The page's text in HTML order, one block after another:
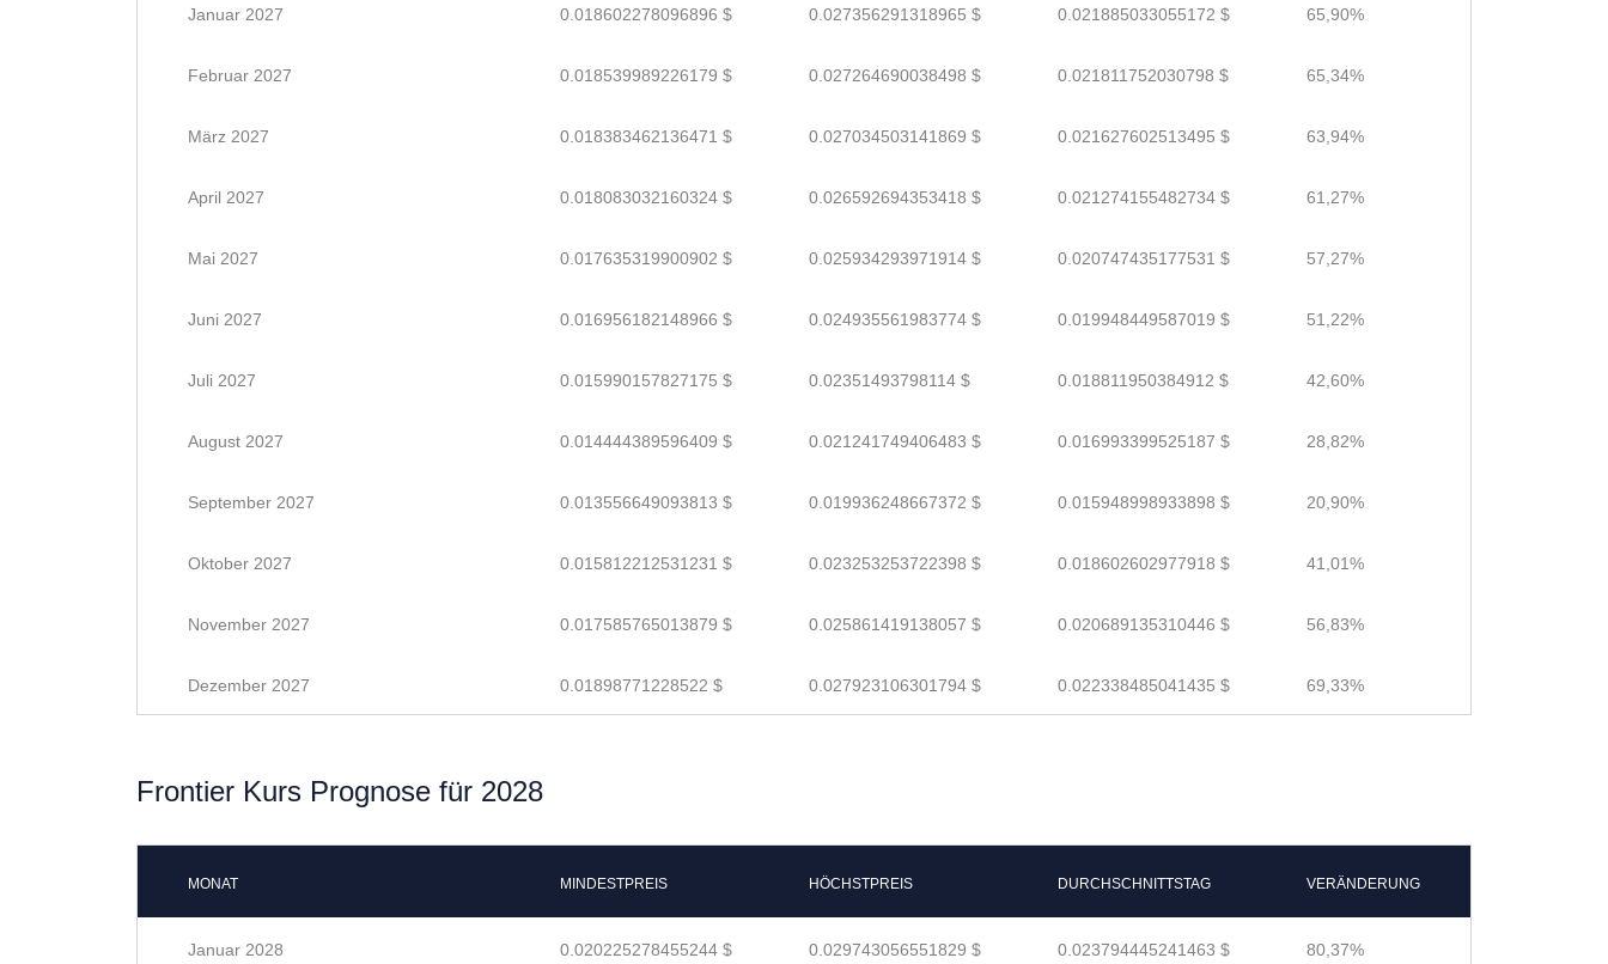
Januar 2027 0.018602278096896 $ 0.027356291318965 $ 0.021885033055172 $ 65,90%
Februar 2027 0.018539989226179 $ 0.027264690038498 $ 0.021811752030798 $ 65,34%
März 2027 0.018383462136471 $ 0.027034503141869 $ 0.021627602513495 $ 63,94%
April 2027 0.018083032160324 $ 0.026592694353418 $ 0.021274155482734 $ 61,27%
Mai 2027 0.017635319900902 $ 0.025934293971914 $ 0.020747435177531 $ 57,27%
Juni 2027 0.016956182148966 $ 0.024935561983774 $ 0.019948449587019 $ 51,22%
Juli 2027 0.015990157827175 $ 0.02351493798114 $ 0.018811950384912 $ 42,60%
August 2027 0.014444389596409 $ 0.021241749406483 $ 0.016993399525187 $ 28,82%
September 2027 0.013556649093813 $ 0.019936248667372 $ 0.015948998933898 $ 20,90%
Oktober 2027 0.015812212531231 $ 0.023253253722398 $ 0.018602602977918 $ 41,01%
November 2027 0.017585765013879 $ 0.025861419138057 $ 0.020689135310446 $ 56,83%
Dezember 2027 0.01898771228522 $ 0.027923106301794 $ 0.022338485041435 $ 69,33%
Frontier Kurs Prognose für 2028
MONAT MINDESTPREIS HÖCHSTPREIS DURCHSCHNITTSTAG VERÄNDERUNG
Januar 2028 0.020225278455244 $ 0.029743056551829 $ 0.023794445241463 $ 80,37%